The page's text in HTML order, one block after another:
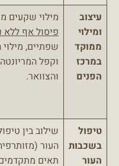
עיצוב
ומילוי
ממוקד
במרכז
הפנים
מילוי שקעים
פיסול אף ללא
שפתיים,
וקפל
והצוואר.
טיפול
בשכבות
העור
שילוב בין
העור
תאים